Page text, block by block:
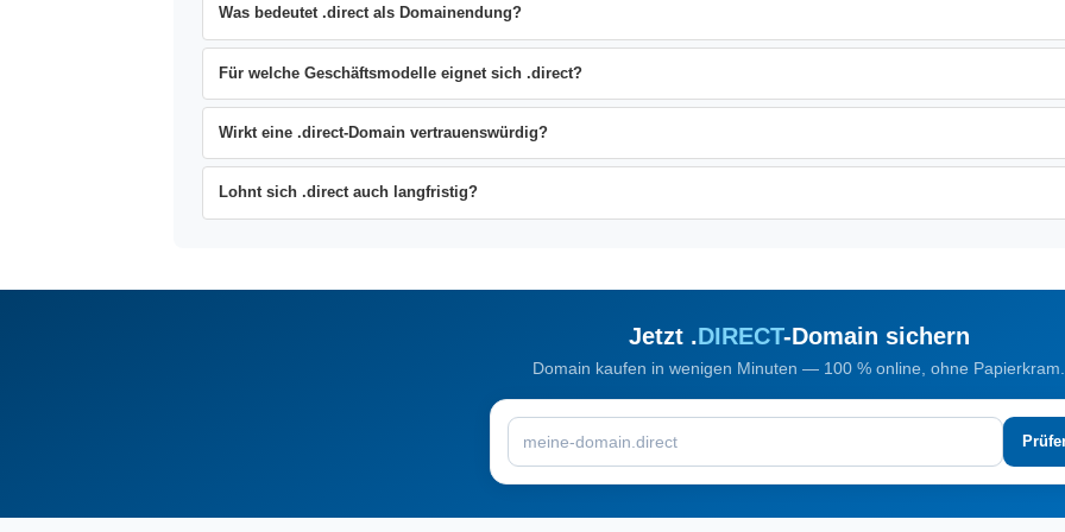
Was bedeutet .direct als Domainendung?
Für welche Geschäftsmodelle eignet sich .direct?
Wirkt eine .direct-Domain vertrauenswürdig?
Lohnt sich .direct auch langfristig?
Jetzt .DIRECT-Domain sichern
Domain kaufen in wenigen Minuten — 100 % online, ohne Papierkram.